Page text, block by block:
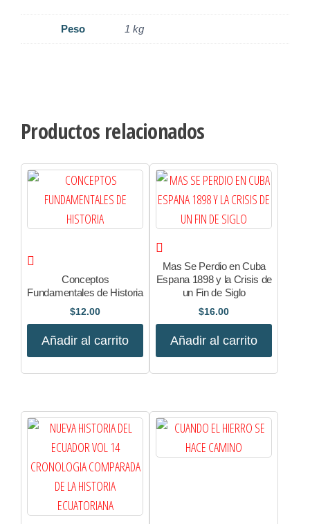
Peso 1 kg
Productos relacionados
Conceptos
Fundamentales de Historia
$12.00
Añadir al carrito
Mas Se Perdio en Cuba
Espana 1898 y la Crisis de
un Fin de Siglo
$16.00
Añadir al carrito